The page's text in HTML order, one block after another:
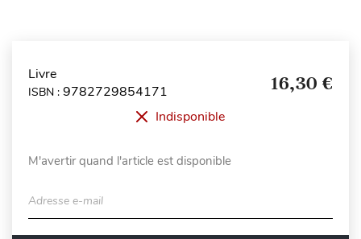
Livre
ISBN : 9782729854171 16,30 €
Indisponible
M'avertir quand l'article est disponible
Adresse e-mail